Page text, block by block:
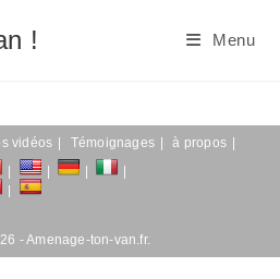
! Menu
vidéos Témoignages à propos
- Amenage-ton-van.fr.